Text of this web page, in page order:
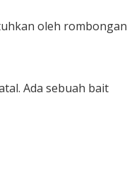
oleh rombongan
Ada sebuah bait